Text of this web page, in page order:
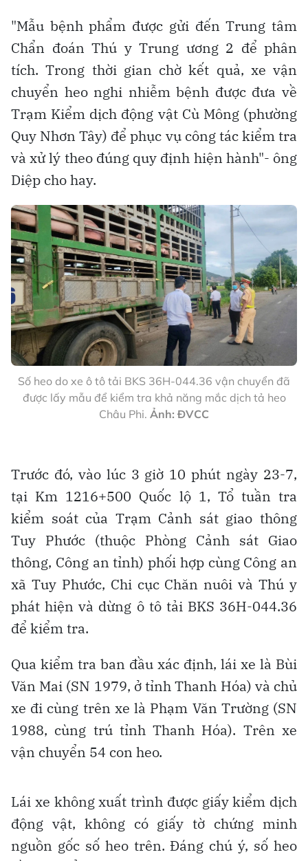
"Mẫu bệnh phẩm được gửi đến Trung tâm
Chẩn đoán Thú y Trung ương 2 để phân
tích. Trong thời gian chờ kết quả, xe vận
chuyển heo nghi nhiễm bệnh được đưa về
Trạm Kiểm dịch động vật Cù Mông (phường
Quy Nhơn Tây) để phục vụ công tác kiểm tra
và xử lý theo đúng quy định hiện hành"- ông
Diệp cho hay.
Số heo do xe ô tô tải BKS 36H-044.36 vận chuyển đã
được lấy mẫu để kiểm tra khả năng mắc dịch tả heo
Châu Phi. Ảnh: ĐVCC
Trước đó, vào lúc 3 giờ 10 phút ngày 23-7,
tại Km 1216+500 Quốc lộ 1, Tổ tuần tra
kiểm soát của Trạm Cảnh sát giao thông
Tuy Phước (thuộc Phòng Cảnh sát Giao
thông, Công an tỉnh) phối hợp cùng Công an
xã Tuy Phước, Chi cục Chăn nuôi và Thú y
phát hiện và dừng ô tô tải BKS 36H-044.36
để kiểm tra.
Qua kiểm tra ban đầu xác định, lái xe là Bùi
Văn Mai (SN 1979, ở tỉnh Thanh Hóa) và chủ
xe đi cùng trên xe là Phạm Văn Trường (SN
1988, cùng trú tỉnh Thanh Hóa). Trên xe
vận chuyển 54 con heo.
Lái xe không xuất trình được giấy kiểm dịch
động vật, không có giấy tờ chứng minh
nguồn gốc số heo trên. Đáng chú ý, số heo